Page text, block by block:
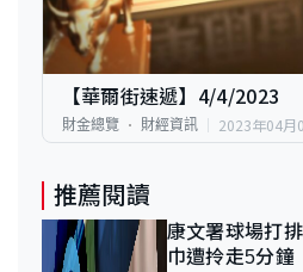
【華爾街速遞】4/4/2023
財金總覽 財經資訊 2023年04月
推薦閱讀
康文署球場打
巾遭拎走5分